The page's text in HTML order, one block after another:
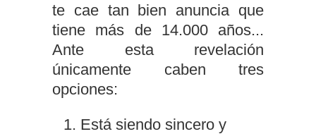
te cae tan bien anuncia que
tiene más de 14.000 años...
Ante esta revelación
únicamente caben tres
opciones:
Está siendo sincero y